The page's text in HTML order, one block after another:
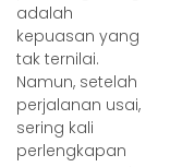
adalah
kepuasan yang
tak ternilai.
Namun, setelah
perjalanan usai,
sering kali
perlengkapan